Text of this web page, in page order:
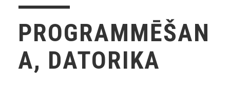
PROGRAMMĒŠAN
A, DATORIKA